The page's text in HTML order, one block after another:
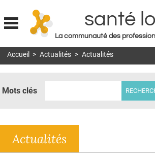
Jump to navigation
santé
La communauté des
MON COMPTE
DOSSIERS
RÉSEAUX
Accueil > Actualités > Actualités
Mots clés
Actualités